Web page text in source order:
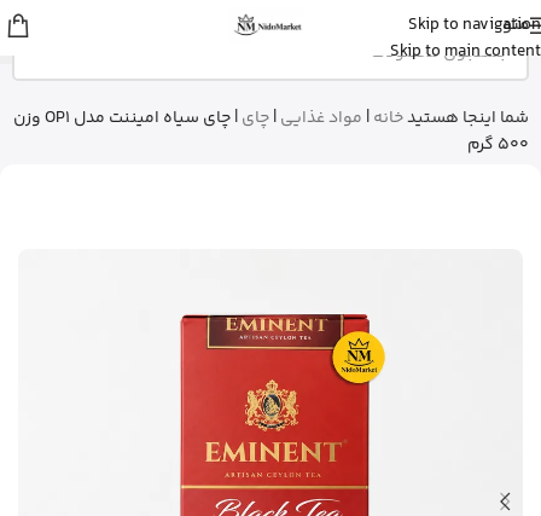
Skip to navigation
Skip to main content
منو
شما اینجا هستیدخانه| مواد غذایی|چای|
چای سیاه امیننت مدل OP1 وزن
500 گرم
sinaاز اصفهان
قرص ول من اورجینال رو خرید کرد